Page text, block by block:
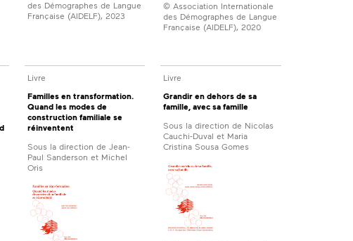
des Démographes de Langue
Française (AIDELF), 2023
© Association Internationale
des Démographes de Langue
Française (AIDELF), 2020
Livre
Familles en transformation.
Quand les modes de
construction familiale se
réinventent
Sous la direction de Jean-
Paul Sanderson et Michel
Oris
Livre
Grandir en dehors de sa
famille, avec sa famille
Sous la direction de Nicolas
Cauchi-Duval et Maria
Cristina Sousa Gomes